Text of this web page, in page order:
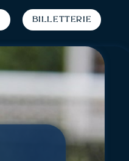
Billetterie